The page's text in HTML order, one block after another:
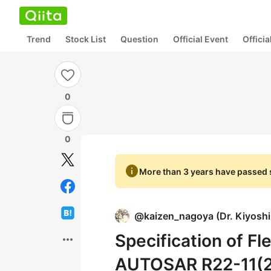
Trend Stock List Question Official Event
0
0
more_horiz
infoMore than 3 years have passed
@kaizen_nagoya (Dr.
Specification of
AUTOSAR R22-